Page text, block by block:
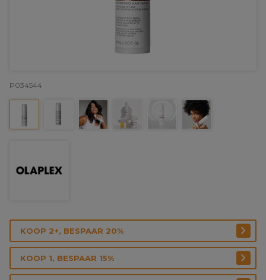
P034544
KOOP 2+, BESPAAR 20%
KOOP 1, BESPAAR 15%